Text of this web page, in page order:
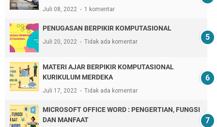
Juli 08, 2022 1 komentar
PENUGASAN BERPIKIR KOMPUTASIONAL
Juli 20, 2022 Tidak ada komentar
MATERI AJAR BERPIKIR KOMPUTASIONAL
KURIKULUM MERDEKA
Juli 17, 2022 Tidak ada komentar
MICROSOFT OFFICE WORD : PENGERTIAN, FUNGSI
DAN MANFAAT